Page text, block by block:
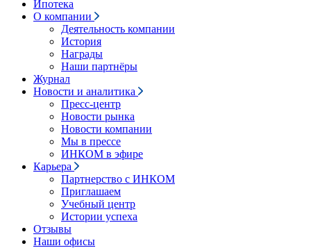
Ипотека
О компании
Деятельность компании
История
Награды
Наши партнёры
Журнал
Новости и аналитика
Пресс-центр
Новости рынка
Новости компании
Мы в прессе
ИНКОМ в эфире
Карьера
Партнерство с ИНКОМ
Приглашаем
Учебный центр
Истории успеха
Отзывы
Наши офисы